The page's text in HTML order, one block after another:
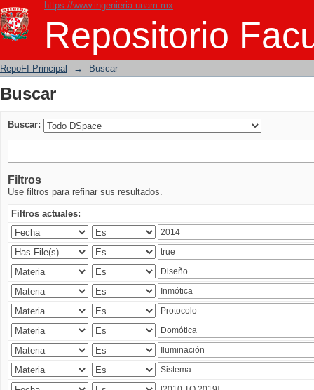
https://www.ingenieria.unam.mx
Repositorio
Buscar
RepoFI Principal → Buscar
Buscar
Buscar:
Filtros
Use filtros para refinar sus resultados.
Filtros actuales: